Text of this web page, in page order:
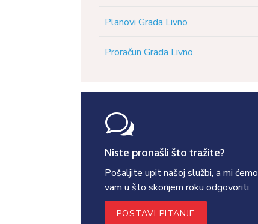
Planovi Grada Livno
Proračun Grada Livno
w
Niste pronašli što tražite?
Pošaljite upit našoj službi, a mi ćemo
vam u što skorijem roku odgovoriti.
POSTAVI PITANJE